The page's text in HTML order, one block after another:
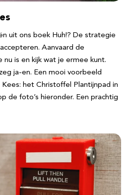
uit ons boek Huh!? De strategie
Aanvaard de
nu is en kijk wat je ermee kunt.
ja-en. Een mooi voorbeeld
het Christoffel Plantijnpad in
de foto’s hieronder. Een prachtig